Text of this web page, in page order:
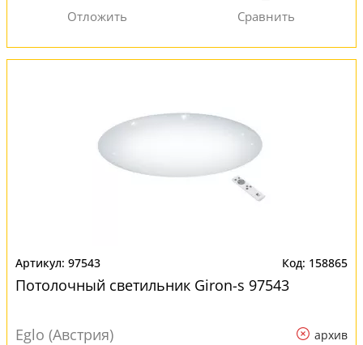
97543 158865
Потолочный светильник Giron-s 97543
Eglo (Австрия) архив